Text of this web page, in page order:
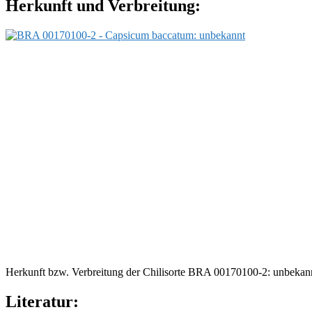
Herkunft und Verbreitung:
Herkunft bzw. Verbreitung der Chilisorte BRA 00170100-2:
Literatur: